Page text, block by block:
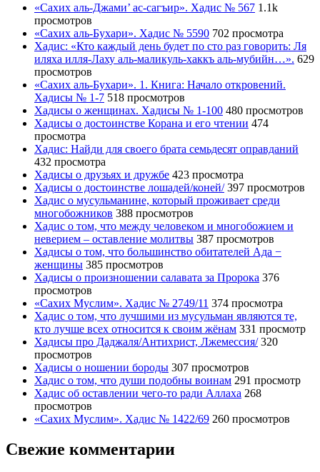
«Сахих аль-Джами’ ас-сагъир». Хадис № 567 1.1k
просмотров
«Сахих аль-Бухари». Хадис № 5590 702 просмотра
Хадис: «Кто каждый день будет по сто раз говорить: Ля
иляха илля-Лаху аль-маликуль-хаккъ аль-мубийн…». 629
просмотров
«Сахих аль-Бухари». 1. Книга: Начало откровений.
Хадисы № 1-7 518 просмотров
Хадисы о женщинах. Хадисы № 1-100 480 просмотров
Хадисы о достоинстве Корана и его чтении 474
просмотра
Хадис: Найди для своего брата семьдесят оправданий
432 просмотра
Хадисы о друзьях и дружбе 423 просмотра
Хадисы о достоинстве лошадей/коней/ 397 просмотров
Хадис о мусульманине, который проживает среди
многобожников 388 просмотров
Хадис о том, что между человеком и многобожием и
неверием – оставление молитвы 387 просмотров
Хадисы о том, что большинство обитателей Ада −
женщины 385 просмотров
Хадисы о произношении салавата за Пророка 376
просмотров
«Сахих Муслим». Хадис № 2749/11 374 просмотра
Хадис о том, что лучшими из мусульман являются те,
кто лучше всех относится к своим жёнам 331 просмотр
Хадисы про Даджаля/Антихрист, Лжемессия/ 320
просмотров
Хадисы о ношении бороды 307 просмотров
Хадис о том, что души подобны воинам 291 просмотр
Хадис об оставлении чего-то ради Аллаха 268
просмотров
«Сахих Муслим». Хадис № 1422/69 260 просмотров
Свежие комментарии